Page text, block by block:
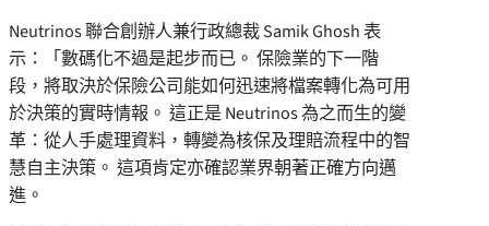
Neutrinos 聯合創辦人兼行政總裁 Samik Ghosh 表
示：「數碼化不過是起步而已。 保險業的下一階
段，將取決於保險公司能如何迅速將檔案轉化為可用
於決策的實時情報。 這正是 Neutrinos 為之而生的變
革：從人手處理資料，轉變為核保及理賠流程中的智
慧自主決策。 這項肯定亦確認業界朝著正確方向邁
進。